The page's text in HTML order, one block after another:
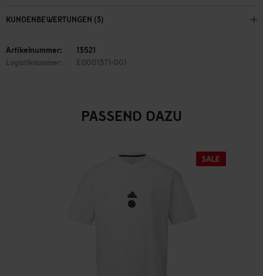
KUNDENBEWERTUNGEN (3)
Artikelnummer: 13521
Logistiknummer: EG001371-001
PASSEND DAZU